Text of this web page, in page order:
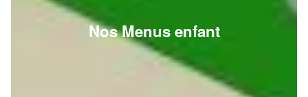
Nos Menus enfant